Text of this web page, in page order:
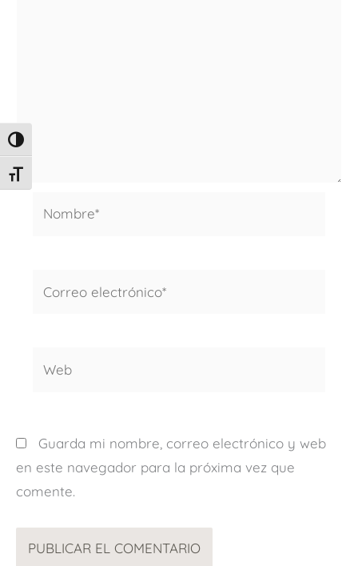
ALTERNAR ALTO CONTRASTE
ALTERNAR TAMAÑO DE LETRA
Guarda mi nombre, correo electrónico y web
en este navegador para la próxima vez que
comente.